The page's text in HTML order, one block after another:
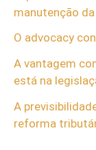
manutenção
O advocacy
A vantagem
está na
A
reforma